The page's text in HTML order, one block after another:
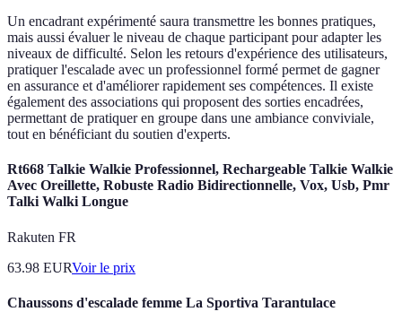
Un encadrant expérimenté saura transmettre les bonnes pratiques,
mais aussi évaluer le niveau de chaque participant pour adapter les
niveaux de difficulté. Selon les retours d'expérience des utilisateurs,
pratiquer l'escalade avec un professionnel formé permet de gagner
en assurance et d'améliorer rapidement ses compétences. Il existe
également des associations qui proposent des sorties encadrées,
permettant de pratiquer en groupe dans une ambiance conviviale,
tout en bénéficiant du soutien d'experts.
Rt668 Talkie Walkie Professionnel, Rechargeable Talkie Walkie
Avec Oreillette, Robuste Radio Bidirectionnelle, Vox, Usb, Pmr
Talki Walki Longue
Rakuten FR
63.98 EURVoir le prix
Chaussons d'escalade femme La Sportiva Tarantulace